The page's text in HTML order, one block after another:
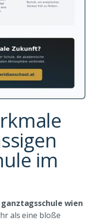
im
ganztagsschule wien
als eine bloße